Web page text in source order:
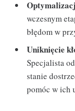
wczesnym
błędom w
Uniknięcie
Specjalista
stanie
pomóc w ich